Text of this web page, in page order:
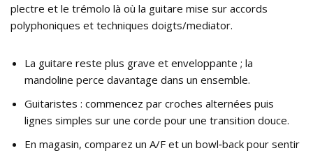
plectre et le trémolo là où la guitare mise sur accords
polyphoniques et techniques doigts/mediator.
La guitare reste plus grave et enveloppante ; la
mandoline perce davantage dans un ensemble.
Guitaristes : commencez par croches alternées puis
lignes simples sur une corde pour une transition douce.
En magasin, comparez un A/F et un bowl‑back pour sentir